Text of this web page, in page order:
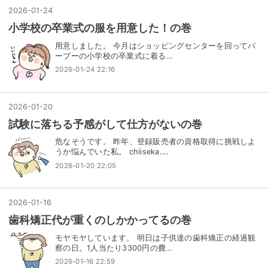
2026-01 -24
小学校の卒業式の服を用意した！の巻
用意しました。 今月はショッピングセンターを回ってパ
ープーの小学校の卒業式に着る…
2026-01-24 22:16
2026-01 -20
試験に落ちる予感がして仕方がないの巻
危なそうです。 昨年、登録販売者の資格取得に挑戦しよ
うか悩んでいた私。 chiiseka.…
2026-01-20 22:05
2026-01 -16
歯科矯正代が重くのしかかってるの巻
モヤモヤしています。 明日は子供達の歯科矯正の経過観
察の日。1人当たり3300円の費…
2026-01-16 22:59